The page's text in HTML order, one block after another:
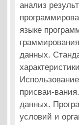
анализ
языке
данных.
присваи-
данных.
условий и